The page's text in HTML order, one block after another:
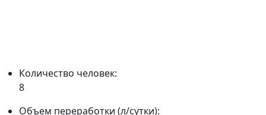
Количество человек:
8
Объем переработки (л/сутки):